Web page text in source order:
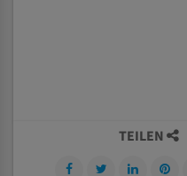
TEILEN